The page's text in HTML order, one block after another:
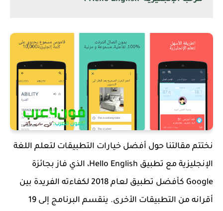
نختتم مقالتنا حول أفضل خيارات التطبيقات لتعلم اللغة
الإنجليزية مع تطبيق Hello English، الذي فاز بجائزة
Google كأفضل تطبيق لعام 2018 لكفاءته الفريدة بين
أقرانه من التطبيقات الأخرى. ينقسم البرنامج إلى 19